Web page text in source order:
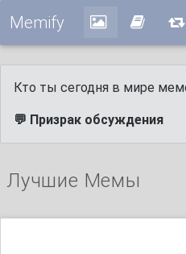
Memify
Кто ты сегодня в мире
💬 Призрак обсуждения
Лучшие Мемы